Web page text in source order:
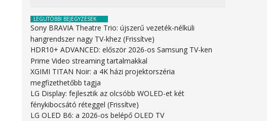
LEGUTÓBBI BEJEGYZÉSEK
Sony BRAVIA Theatre Trio: újszerű vezeték-nélküli
hangrendszer nagy TV-khez (Frissítve)
HDR10+ ADVANCED: először 2026-os Samsung TV-ken
Prime Video streaming tartalmakkal
XGIMI TITAN Noir: a 4K házi projektorszéria
megfizethetőbb tagja
LG Display: fejlesztik az olcsóbb WOLED-et két
fénykibocsátó réteggel (Frissítve)
LG OLED B6: a 2026-os belépő OLED TV